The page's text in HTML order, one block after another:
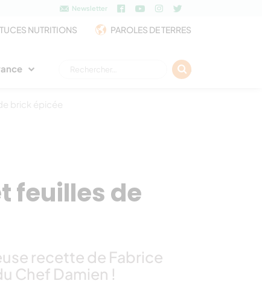
Newsletter
NUTRITIONS PAROLES DE TERRES
brick épicée
feuilles de
recette de Fabrice
Chef Damien !